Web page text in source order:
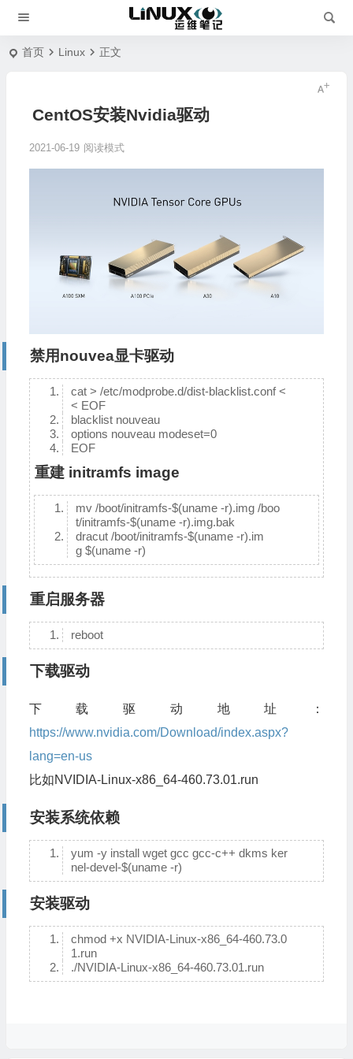
首页 Linux 正文
CentOS安装Nvidia驱动
2021-06-19 阅读模式
禁用nouvea显卡驱动
cat > /etc/modprobe.d/dist-blacklist.conf <
< EOF
blacklist nouveau
options nouveau modeset=0
EOF
重建 initramfs image
mv /boot/initramfs-$(uname -r).img /boo
t/initramfs-$(uname -r).img.bak
dracut /boot/initramfs-$(uname -r).im
g $(uname -r)
重启服务器
reboot
下载驱动
下载驱动地址：
https://www.nvidia.com/Download/index.aspx?
lang=en-us
比如NVIDIA-Linux-x86_64-460.73.01.run
安装系统依赖
yum -y install wget gcc gcc-c++ dkms ker
nel-devel-$(uname -r)
安装驱动
chmod +x NVIDIA-Linux-x86_64-460.73.0
1.run
./NVIDIA-Linux-x86_64-460.73.01.run